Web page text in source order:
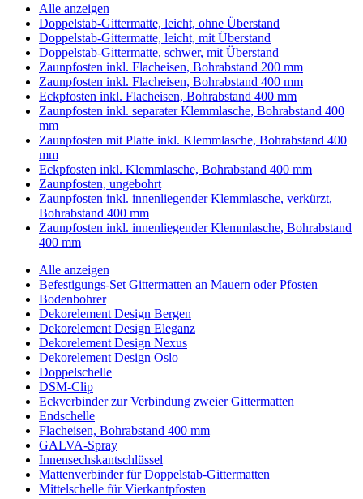
Alle anzeigen
Doppelstab-Gittermatte, leicht, ohne Überstand
Doppelstab-Gittermatte, leicht, mit Überstand
Doppelstab-Gittermatte, schwer, mit Überstand
Zaunpfosten inkl. Flacheisen, Bohrabstand 200 mm
Zaunpfosten inkl. Flacheisen, Bohrabstand 400 mm
Eckpfosten inkl. Flacheisen, Bohrabstand 400 mm
Zaunpfosten inkl. separater Klemmlasche, Bohrabstand 400
mm
Zaunpfosten mit Platte inkl. Klemmlasche, Bohrabstand 400
mm
Eckpfosten inkl. Klemmlasche, Bohrabstand 400 mm
Zaunpfosten, ungebohrt
Zaunpfosten inkl. innenliegender Klemmlasche, verkürzt,
Bohrabstand 400 mm
Zaunpfosten inkl. innenliegender Klemmlasche, Bohrabstand
400 mm
Alle anzeigen
Befestigungs-Set Gittermatten an Mauern oder Pfosten
Bodenbohrer
Dekorelement Design Bergen
Dekorelement Design Eleganz
Dekorelement Design Nexus
Dekorelement Design Oslo
Doppelschelle
DSM-Clip
Eckverbinder zur Verbindung zweier Gittermatten
Endschelle
Flacheisen, Bohrabstand 400 mm
GALVA-Spray
Innensechskantschlüssel
Mattenverbinder für Doppelstab-Gittermatten
Mittelschelle für Vierkantpfosten